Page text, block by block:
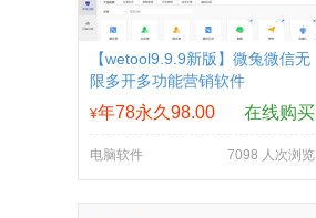
【wetool9.9.9新版】微兔微信无
限多开多功能营销软件
¥年78永久98.00 在线购买
电脑软件 7098 人次浏览